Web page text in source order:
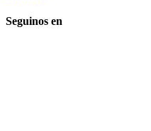
Seguinos en